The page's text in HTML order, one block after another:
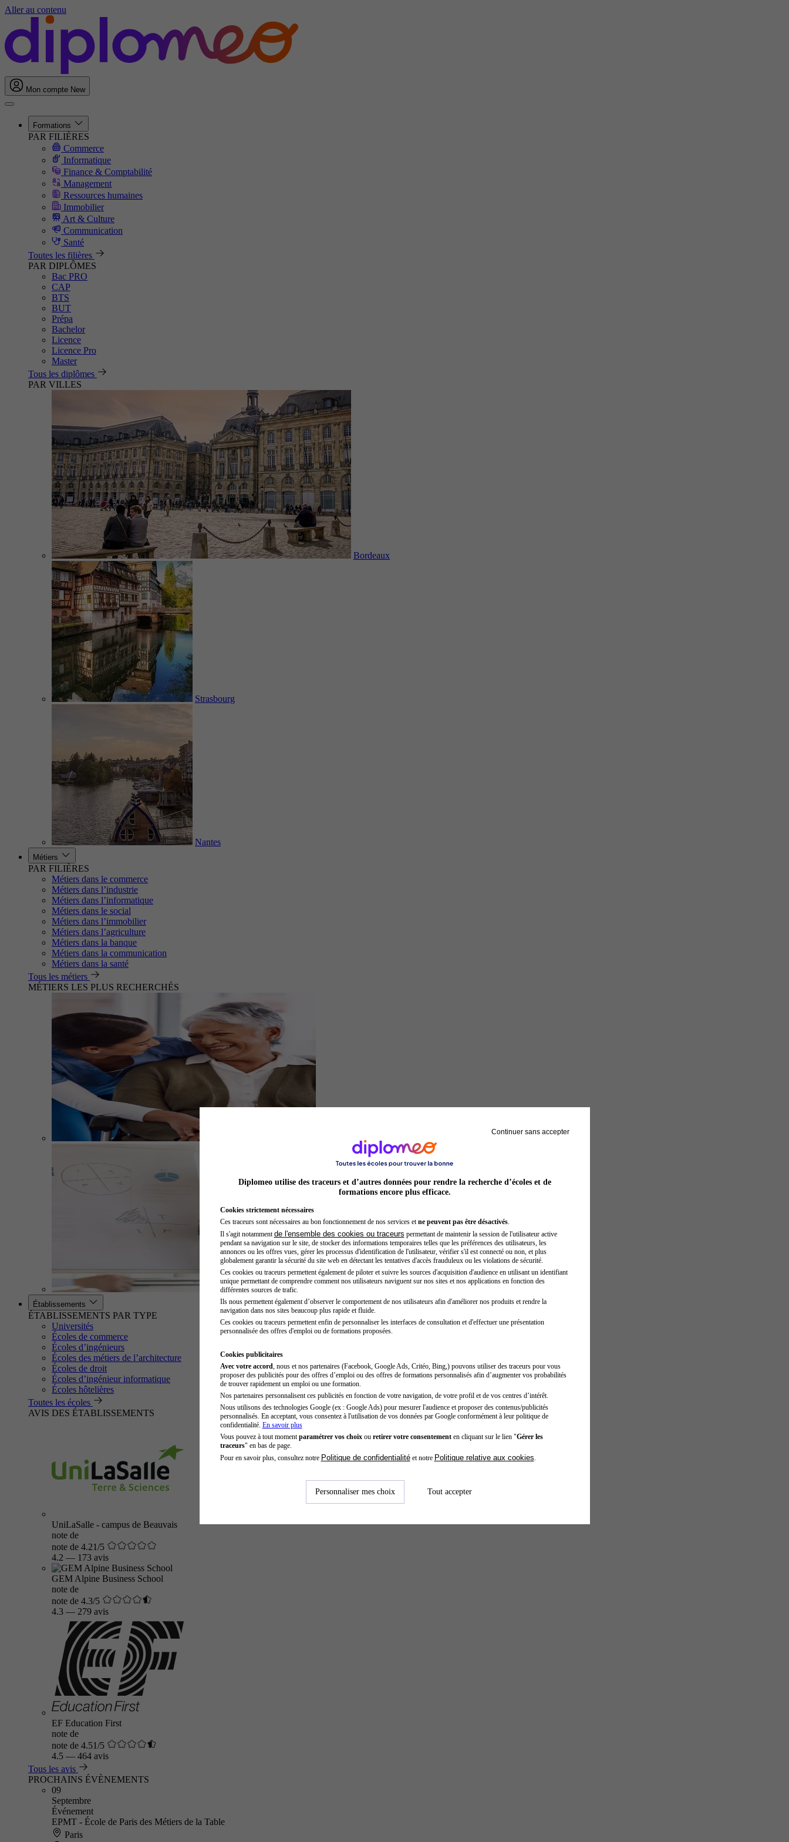
Aller au contenu
Mon compte New
Formations
PAR FILIÈRES
Commerce
Informatique
Finance & Comptabilité
Management
Ressources humaines
Immobilier
Art & Culture
Communication
Santé
Toutes les filières
PAR DIPLÔMES
Bac PRO
CAP
BTS
BUT
Prépa
Bachelor
Licence
Licence Pro
Master
Tous les diplômes
PAR VILLES
Bordeaux
Strasbourg
Nantes
Métiers
PAR FILIÈRES
Métiers dans le commerce
Métiers dans l’industrie
Métiers dans l’informatique
Métiers dans le social
Métiers dans l’immobilier
Métiers dans l’agriculture
Métiers dans la banque
Métiers dans la communication
Métiers dans la santé
Tous les métiers
MÉTIERS LES PLUS RECHERCHÉS
Sage-femme
Établissements
ÉTABLISSEMENTS PAR TYPE
Universités
Écoles de commerce
Écoles d’ingénieurs
Écoles des métiers de l’architecture
Écoles de droit
Écoles d’ingénieur informatique
Écoles hôtelières
Toutes les écoles
AVIS DES ÉTABLISSEMENTS
UniLaSalle - campus de Beauvais
note de
note de 4.21/5
4.2 — 173 avis
GEM Alpine Business School
note de
note de 4.3/5
4.3 — 279 avis
EF Education First
note de
note de 4.51/5
4.5 — 464 avis
Tous les avis
PROCHAINS ÉVÈNEMENTS
09
Septembre
Événement
EPMT - École de Paris des Métiers de la Table
Paris
Continuer sans accepter
Diplomeo utilise des traceurs et d’autres données pour rendre la recherche d’écoles et de
formations encore plus efficace.
Cookies strictement nécessaires
Ces traceurs sont nécessaires au bon fonctionnement de nos services et ne peuvent pas être désactivés.
Il s'agit notamment de l'ensemble des cookies ou traceurs permettant de maintenir la session de l'utilisateur active
pendant sa navigation sur le site, de stocker des informations temporaires telles que les préférences des utilisateurs, les
annonces ou les offres vues, gérer les processus d'identification de l'utilisateur, vérifier s'il est connecté ou non, et plus
globalement garantir la sécurité du site web en détectant les tentatives d'accès frauduleux ou les violations de sécurité.
Ces cookies ou traceurs permettent également de piloter et suivre les sources d'acquisition d'audience en utilisant un identifiant
unique permettant de comprendre comment nos utilisateurs naviguent sur nos sites et nos applications en fonction des
différentes sources de trafic.
Ils nous permettent également d’observer le comportement de nos utilisateurs afin d'améliorer nos produits et rendre la
navigation dans nos sites beaucoup plus rapide et fluide.
Ces cookies ou traceurs permettent enfin de personnaliser les interfaces de consultation et d'effectuer une présentation
personnalisée des offres d'emploi ou de formations proposées.
Cookies publicitaires
Avec votre accord , nous et nos partenaires (Facebook, Google Ads, Critéo, Bing,) pouvons utiliser des traceurs pour vous
proposer des publicités pour des offres d’emploi ou des offres de formations personnalisés afin d’augmenter vos probabilités
de trouver rapidement un emploi ou une formation.
Nos partenaires personnalisent ces publicités en fonction de votre navigation, de votre profil et de vos centres d’intérêt.
Nous utilisons des technologies Google (ex : Google Ads) pour mesurer l'audience et proposer des contenus/publicités
personnalisés. En acceptant, vous consentez à l'utilisation de vos données par Google conformément à leur politique de
confidentialité. En savoir plus
Vous pouvez à tout moment paramétrer vos choixou retirer votre consentementen cliquant sur le lien "Gérer les
traceurs" en bas de page.
Pour en savoir plus, consultez notre Politique de confidentialitéet notre Politique relative aux cookies
Personnaliser mes choix Tout accepter